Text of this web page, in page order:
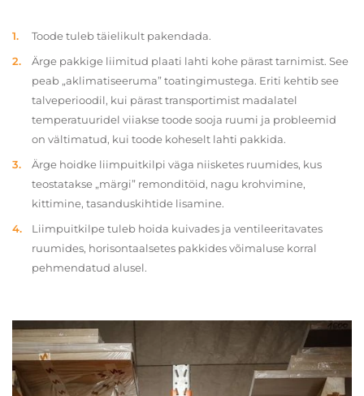
Toode tuleb täielikult pakendada.
Ärge pakkige liimitud plaati lahti kohe pärast tarnimist. See
peab „aklimatiseeruma” toatingimustega. Eriti kehtib see
talveperioodil, kui pärast transportimist madalatel
temperatuuridel viiakse toode sooja ruumi ja probleemid
on vältimatud, kui toode koheselt lahti pakkida.
Ärge hoidke liimpuitkilpi väga niisketes ruumides, kus
teostatakse „märgi” remonditöid, nagu krohvimine,
kittimine, tasanduskihtide lisamine.
Liimpuitkilpe tuleb hoida kuivades ja ventileeritavates
ruumides, horisontaalsetes pakkides võimaluse korral
pehmendatud alusel.